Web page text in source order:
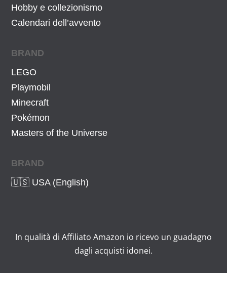
Hobby e collezionismo
Calendari dell’avvento
BRAND
LEGO
Playmobil
Minecraft
Pokémon
Masters of the Universe
BRAND
🇺🇸 USA (English)
In qualità di Affiliato Amazon io ricevo un guadagno
dagli acquisti idonei.